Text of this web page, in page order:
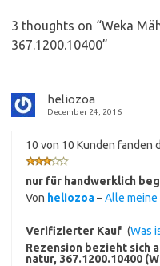
3 thoughts on “Weka
367.1200.10400”
heliozoa
December 24, 2016
10 von 10 Kunden fanden
nur für handwerklich
Von heliozoa–Alle meine
Verifizierter Kauf (Was
Rezension bezieht sich
natur, 367.1200.10400